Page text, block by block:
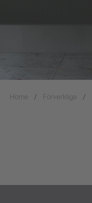
Home Förverkliga